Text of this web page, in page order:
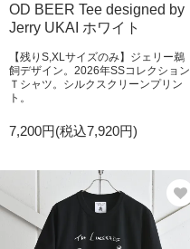
OD BEER Tee designed by
Jerry UKAI ホワイト
【残りS,XLサイズのみ】ジェリー鵜
飼デザイン。2026年SSコレクション
Ｔシャツ。シルクスクリーンプリン
ト。
7,200円(税込7,920円)